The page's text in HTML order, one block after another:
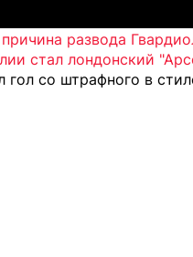
развода
стал лондонский
гол со штрафного в